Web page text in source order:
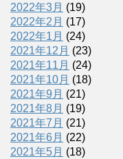
2022年3月 (19)
2022年2月 (17)
2022年1月 (24)
2021年12月 (23)
2021年11月 (24)
2021年10月 (18)
2021年9月 (21)
2021年8月 (19)
2021年7月 (21)
2021年6月 (22)
2021年5月 (18)